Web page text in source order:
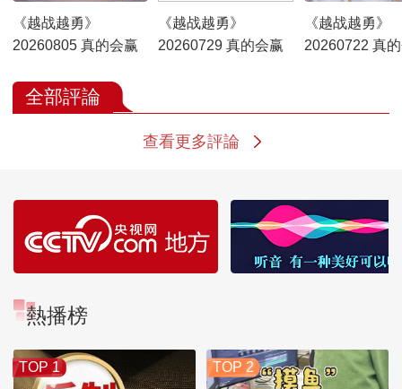
《越战越勇》
20260805 真的会赢
《越战越勇》
20260729 真的会赢
《越战越勇》
20260722 真
全部評論
查看更多評論
熱播榜
TOP 1 TOP 2